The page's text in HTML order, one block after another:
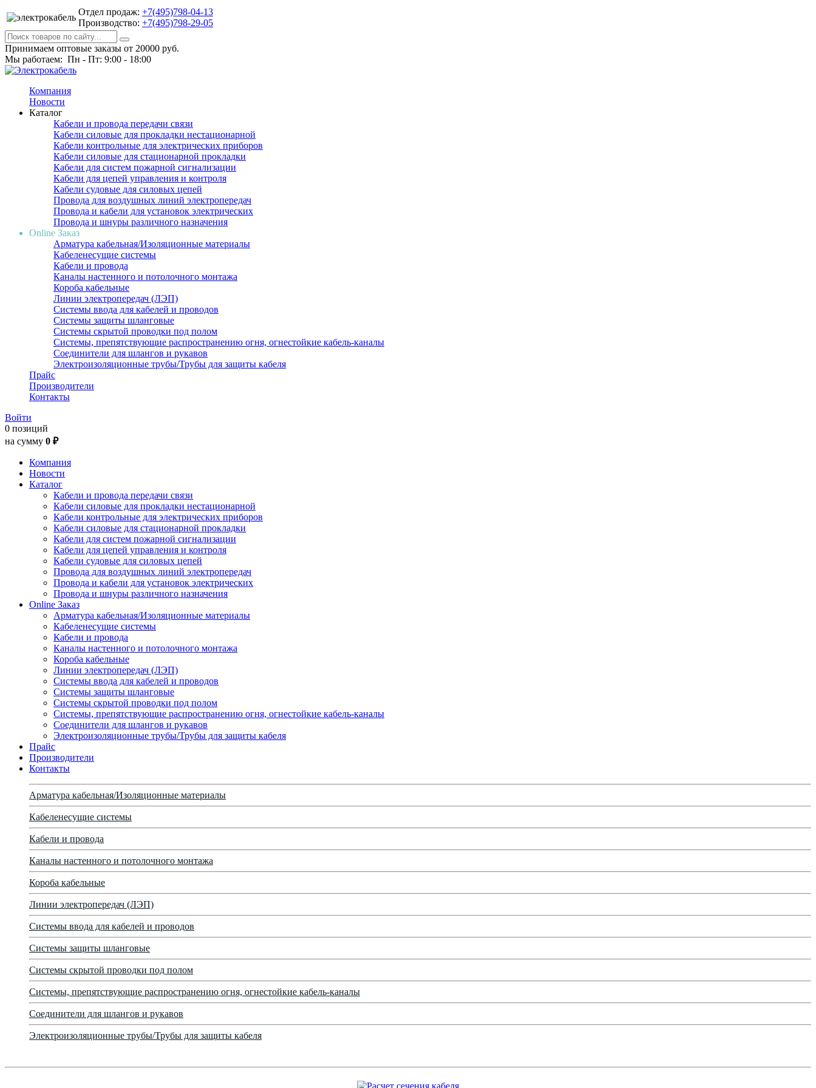
Отдел продаж: +7(495)798-04-13
Производство: +7(495)798-29-05
Принимаем оптовые заказы от 20000 руб.
Мы работаем: Пн - Пт: 9:00 - 18:00
Компания
Новости
Каталог
Кабели и провода передачи связи
Кабели силовые для прокладки нестационарной
Кабели контрольные для электрических приборов
Кабели силовые для стационарной прокладки
Кабели для систем пожарной сигнализации
Кабели для цепей управления и контроля
Кабели судовые для силовых цепей
Провода для воздушных линий электропередач
Провода и кабели для установок электрических
Провода и шнуры различного назначения
Online Заказ
Арматура кабельная/Изоляционные материалы
Кабеленесущие системы
Кабели и провода
Каналы настенного и потолочного монтажа
Короба кабельные
Линии электропередач (ЛЭП)
Системы ввода для кабелей и проводов
Системы защиты шланговые
Системы скрытой проводки под полом
Системы, препятствующие распространению огня, огнестойкие кабель-каналы
Соединители для шлангов и рукавов
Электроизоляционные трубы/Трубы для защиты кабеля
Прайс
Производители
Контакты
Войти
0 позиций
на сумму 0 ₽
Компания
Новости
Каталог
Кабели и провода передачи связи
Кабели силовые для прокладки нестационарной
Кабели контрольные для электрических приборов
Кабели силовые для стационарной прокладки
Кабели для систем пожарной сигнализации
Кабели для цепей управления и контроля
Кабели судовые для силовых цепей
Провода для воздушных линий электропередач
Провода и кабели для установок электрических
Провода и шнуры различного назначения
Online Заказ
Арматура кабельная/Изоляционные материалы
Кабеленесущие системы
Кабели и провода
Каналы настенного и потолочного монтажа
Короба кабельные
Линии электропередач (ЛЭП)
Системы ввода для кабелей и проводов
Системы защиты шланговые
Системы скрытой проводки под полом
Системы, препятствующие распространению огня, огнестойкие кабель-каналы
Соединители для шлангов и рукавов
Электроизоляционные трубы/Трубы для защиты кабеля
Прайс
Производители
Контакты
Арматура кабельная/Изоляционные материалы
Кабеленесущие системы
Кабели и провода
Каналы настенного и потолочного монтажа
Короба кабельные
Линии электропередач (ЛЭП)
Системы ввода для кабелей и проводов
Системы защиты шланговые
Системы скрытой проводки под полом
Системы, препятствующие распространению огня, огнестойкие кабель-каналы
Соединители для шлангов и рукавов
Электроизоляционные трубы/Трубы для защиты кабеля